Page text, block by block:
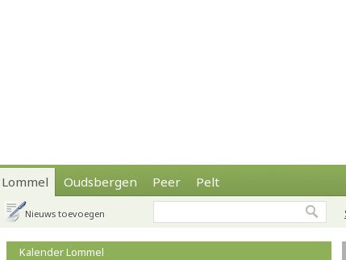
Lommel Oudsbergen Peer Pelt
Nieuws toevoegen
Kalender Lommel